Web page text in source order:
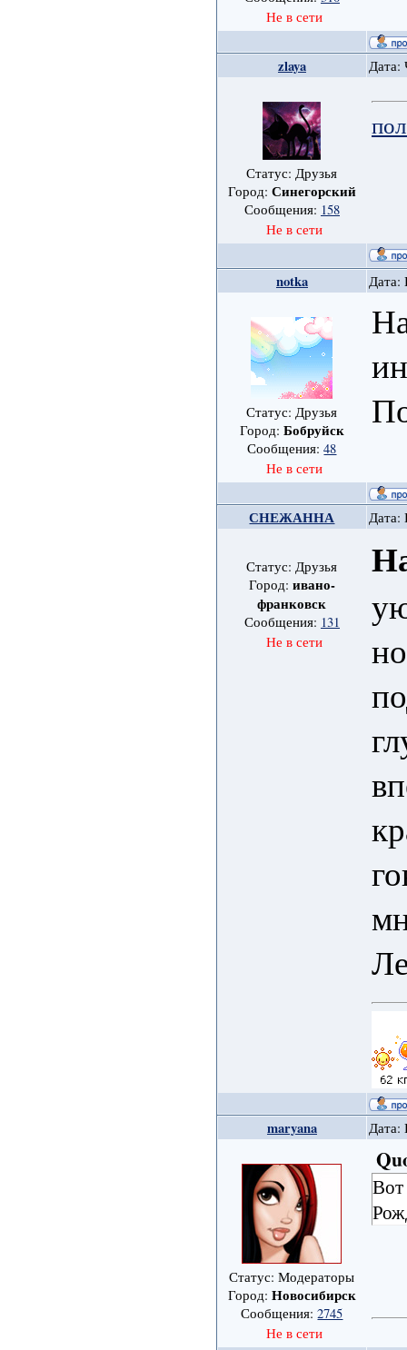
Не в сети
zlaya Дата:
Статус: Друзья
Город: Синегорский
Сообщения: 158
Не в сети
notka Дата:
Статус: Друзья
Город: Бобруйск
Сообщения:48
Не в сети
СНЕЖАННА Дата:
Статус: Друзья
Город: ивано-
франковск
Сообщения: 131
Не в сети
maryana Дата:
Статус: Модераторы
Город: Новосибирск
Сообщения:2745
Не в сети
Вот